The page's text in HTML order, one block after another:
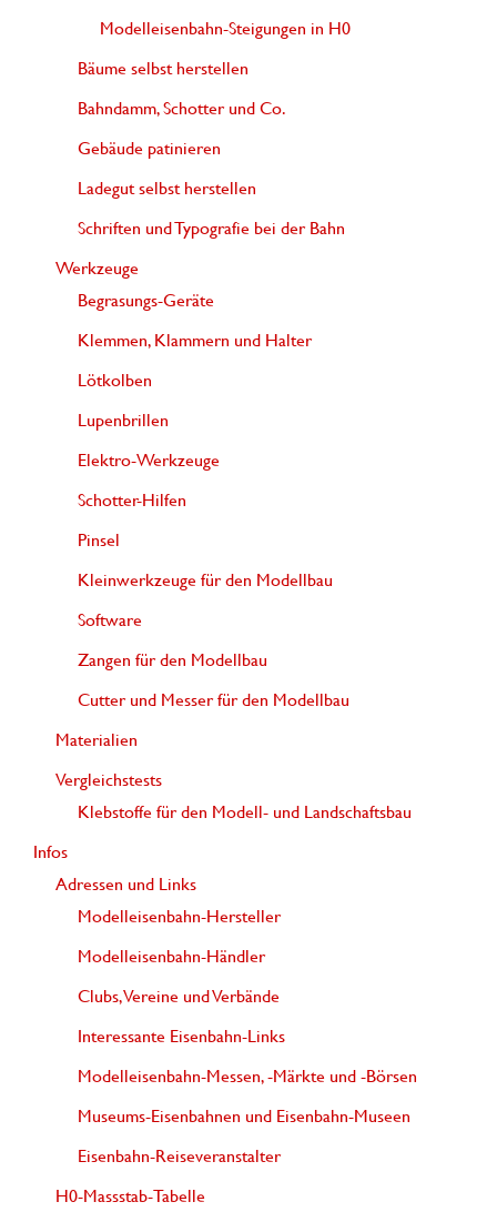
Modelleisenbahn-Steigungen in H0
Bäume selbst herstellen
Bahndamm, Schotter und Co.
Gebäude patinieren
Ladegut selbst herstellen
Schriften und Typografie bei der Bahn
Werkzeuge
Begrasungs-Geräte
Klemmen, Klammern und Halter
Lötkolben
Lupenbrillen
Elektro-Werkzeuge
Schotter-Hilfen
Pinsel
Kleinwerkzeuge für den Modellbau
Software
Zangen für den Modellbau
Cutter und Messer für den Modellbau
Materialien
Vergleichstests
Klebstoffe für den Modell- und Landschaftsbau
Infos
Adressen und Links
Modelleisenbahn-Hersteller
Modelleisenbahn-Händler
Clubs, Vereine und Verbände
Interessante Eisenbahn-Links
Modelleisenbahn-Messen, -Märkte und -Börsen
Museums-Eisenbahnen und Eisenbahn-Museen
Eisenbahn-Reiseveranstalter
H0-Massstab-Tabelle